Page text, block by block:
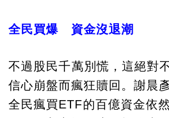
全民買爆 資金沒退潮
不過股民千萬別慌，這絕對
信心崩盤而瘋狂贖回。謝晨
全民瘋買ETF的百億資金依